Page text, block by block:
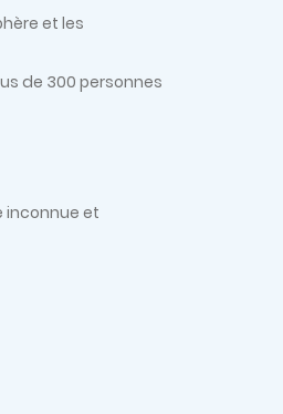
et les
de 300 personnes
inconnue et